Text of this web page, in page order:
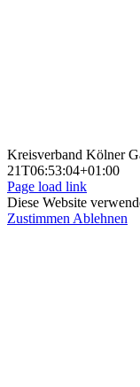
Kreisverband Kölner
21T06:53:04+01:00
Page load link
Diese Website
Zustimmen Ablehnen